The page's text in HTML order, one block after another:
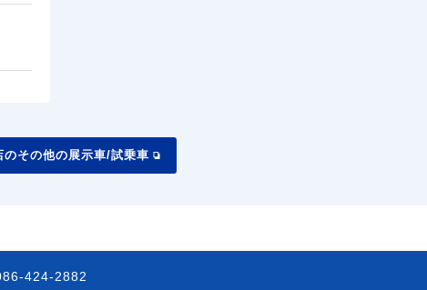
のその他の展示車/試乗車
424-2882